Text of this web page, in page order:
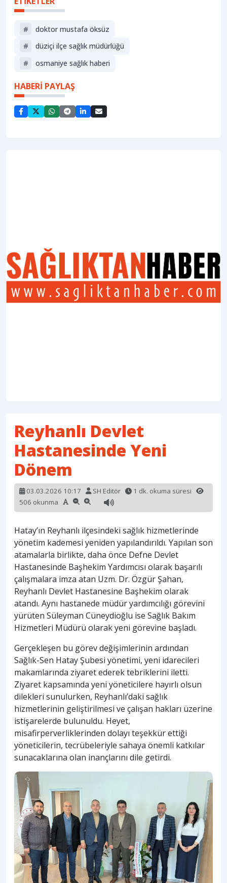
#
doktor mustafa öksüz
#
düziçi ilçe sağlık müdürlüğü
#
osmaniye sağlık haberi
HABERİ PAYLAŞ
Reyhanlı Devlet
Hastanesinde Yeni
Dönem
03.03.2026 10:17 SH Editör
1 dk. okuma süresi
506 okunma
Hatay’ın Reyhanlı ilçesindeki sağlık hizmetlerinde
yönetim kademesi yeniden yapılandırıldı. Yapılan son
atamalarla birlikte, daha önce Defne Devlet
Hastanesinde Başhekim Yardımcısı olarak başarılı
çalışmalara imza atan Uzm. Dr. Özgür Şahan,
Reyhanlı Devlet Hastanesine Başhekim olarak
atandı. Aynı hastanede müdür yardımcılığı görevini
yürüten Süleyman Cüneydioğlu ise Sağlık Bakım
Hizmetleri Müdürü olarak yeni görevine başladı.
Gerçekleşen bu görev değişimlerinin ardından
Sağlık-Sen Hatay Şubesi yönetimi, yeni idarecileri
makamlarında ziyaret ederek tebriklerini iletti.
Ziyaret kapsamında yeni yöneticilere hayırlı olsun
dilekleri sunulurken, Reyhanlı’daki sağlık
hizmetlerinin geliştirilmesi ve çalışan hakları üzerine
istişarelerde bulunuldu. Heyet,
misafirperverliklerinden dolayı teşekkür ettiği
yöneticilerin, tecrübeleriyle sahaya önemli katkılar
sunacaklarına olan inançlarını dile getirdi.